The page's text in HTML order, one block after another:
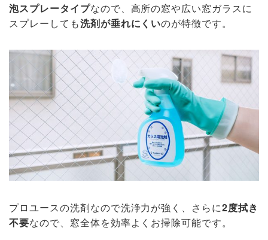
泡スプレータイプなので、高所の窓や広い窓ガラスに
スプレーしても洗剤が垂れにくいのが特徴です。
プロユースの洗剤なので洗浄力が強く、さらに2度拭き
不要なので、窓全体を効率よくお掃除可能です。